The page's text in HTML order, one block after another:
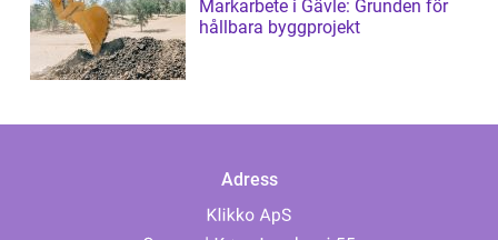
Markarbete i Gävle: Grunden för
hållbara byggprojekt
Adress